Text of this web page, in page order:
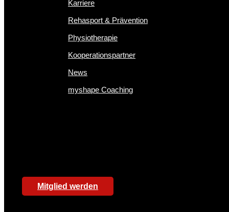
Karriere
Rehasport & Prävention
Physiotherapie
Kooperationspartner
News
myshape Coaching
Mitglied werden